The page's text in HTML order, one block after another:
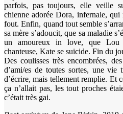
parfois, pas toujours, elle veille
chienne adorée Dora, infernale,
fout. Enfin, quand tout semble
sa mère s’adoucit, que sa maladie
un amoureux in love, que Lou
chanteuse, Kate se suicide. Fin du
Des coulisses très encombrées,
d’ami/es de toutes sortes, une vie
d’écrire, mais tellement remplie. Et
ça n’allait pas, les tout proches
c’était très gai.